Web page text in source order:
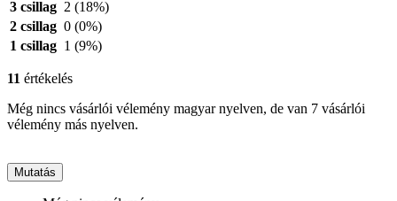
3 csillag 2 (18%)
2 csillag 0 (0%)
1 csillag 1 (9%)
11 értékelés
Még nincs vásárlói vélemény magyar nyelven, de van 7 vásárlói
vélemény más nyelven.
Mutatás